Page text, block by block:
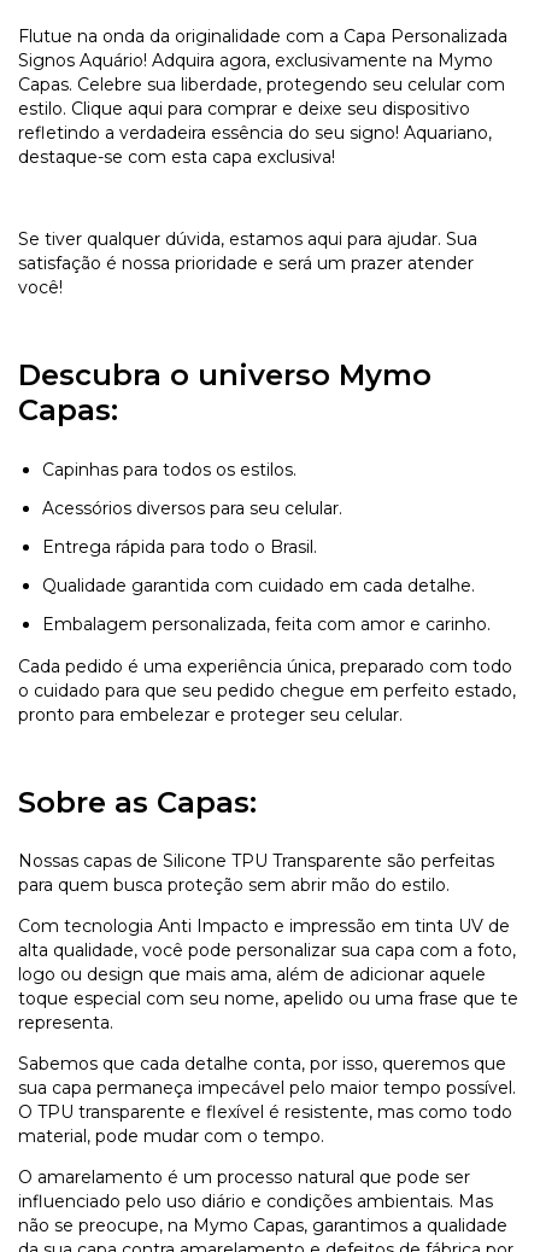
Flutue na onda da originalidade com a Capa Personalizada
Signos Aquário! Adquira agora, exclusivamente na Mymo
Capas. Celebre sua liberdade, protegendo seu celular com
estilo. Clique aqui para comprar e deixe seu dispositivo
refletindo a verdadeira essência do seu signo! Aquariano,
destaque-se com esta capa exclusiva!
Se tiver qualquer dúvida, estamos aqui para ajudar. Sua
satisfação é nossa prioridade e será um prazer atender
você!
Descubra o universo Mymo
Capas:
Capinhas para todos os estilos.
Acessórios diversos para seu celular.
Entrega rápida para todo o Brasil.
Qualidade garantida com cuidado em cada detalhe.
Embalagem personalizada, feita com amor e carinho.
Cada pedido é uma experiência única, preparado com todo
o cuidado para que seu pedido chegue em perfeito estado,
pronto para embelezar e proteger seu celular.
Sobre as Capas:
Nossas capas de Silicone TPU Transparente são perfeitas
para quem busca proteção sem abrir mão do estilo.
Com tecnologia Anti Impacto e impressão em tinta UV de
alta qualidade, você pode personalizar sua capa com a foto,
logo ou design que mais ama, além de adicionar aquele
toque especial com seu nome, apelido ou uma frase que te
representa.
Sabemos que cada detalhe conta, por isso, queremos que
sua capa permaneça impecável pelo maior tempo possível.
O TPU transparente e flexível é resistente, mas como todo
material, pode mudar com o tempo.
O amarelamento é um processo natural que pode ser
influenciado pelo uso diário e condições ambientais. Mas
não se preocupe, na Mymo Capas, garantimos a qualidade